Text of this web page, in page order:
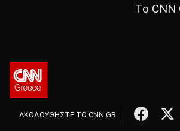
Το CNN
ΑΚΟΛΟΥΘΗΣΤΕ ΤΟ CNN.GR